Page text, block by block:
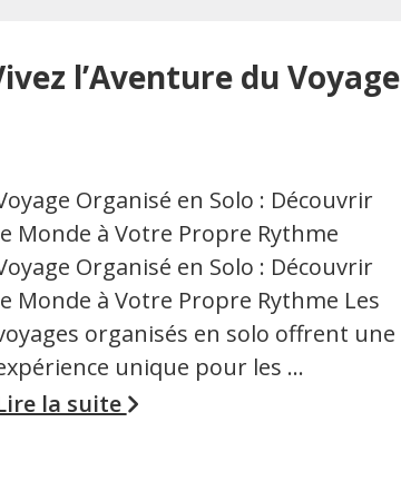
l’Aventure du Voyage
Organisé en Solo : Découvrir
Monde à Votre Propre Rythme
Organisé en Solo : Découvrir
Monde à Votre Propre Rythme Les
organisés en solo offrent une
unique pour les …
la suite